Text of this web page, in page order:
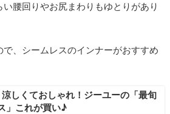
腰回りやお尻まわりもゆとりがあり
、シームレスのインナーがおすすめ
涼しくておしゃれ！ジーユーの「最旬
」これが買い♪